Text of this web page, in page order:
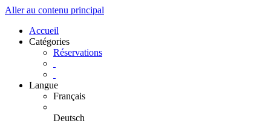
Aller au contenu principal
Accueil
Catégories
Réservations
Langue
Français
Deutsch